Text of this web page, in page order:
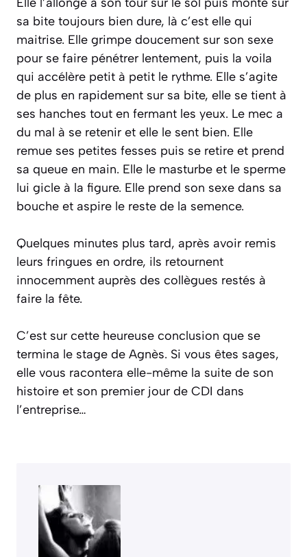
sa bite toujours bien dure, là c’est elle qui
maitrise. Elle grimpe doucement sur son sexe
pour se faire pénétrer lentement, puis la voila
qui accélère petit à petit le rythme. Elle s’agite
de plus en rapidement sur sa bite, elle se tient à
ses hanches tout en fermant les yeux. Le mec a
du mal à se retenir et elle le sent bien. Elle
remue ses petites fesses puis se retire et prend
sa queue en main. Elle le masturbe et le sperme
lui gicle à la figure. Elle prend son sexe dans sa
bouche et aspire le reste de la semence.
Quelques minutes plus tard, après avoir remis
leurs fringues en ordre, ils retournent
innocemment auprès des collègues restés à
faire la fête.
C’est sur cette heureuse conclusion que se
termina le stage de Agnès. Si vous êtes sages,
elle vous racontera elle-même la suite de son
histoire et son premier jour de CDI dans
l’entreprise…